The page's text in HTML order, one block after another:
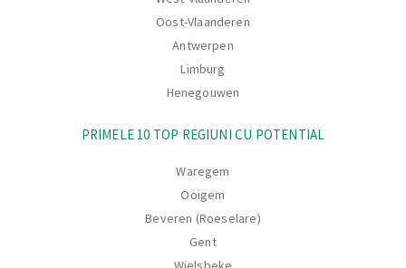
Oost-Vlaanderen
Antwerpen
Limburg
Henegouwen
PRIMELE 10 TOP REGIUNI CU POTENTIAL
Waregem
Ooigem
Beveren (Roeselare)
Gent